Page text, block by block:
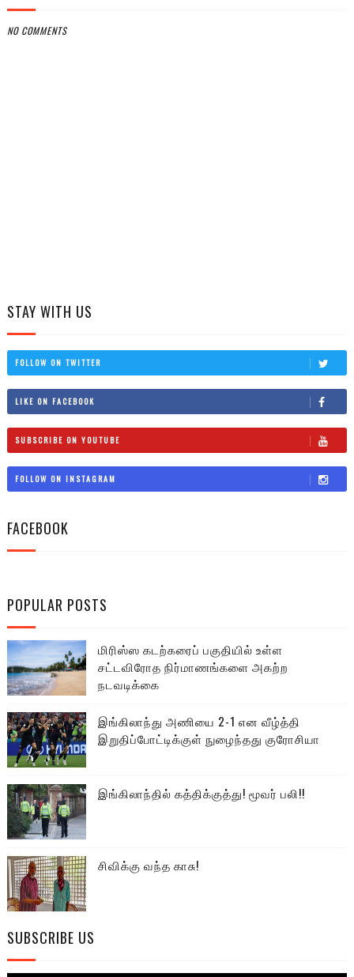
NO COMMENTS
STAY WITH US
FOLLOW ON TWITTER
LIKE ON FACEBOOK
SUBSCRIBE ON YOUTUBE
FOLLOW ON INSTAGRAM
FACEBOOK
POPULAR POSTS
மிரிஸ்ஸ கடற்கரைப் பகுதியில் உள்ள
சட்டவிரோத நிர்மாணங்களை அகற்ற
நடவடிக்கை
இங்கிலாந்து அணியை 2-1 என வீழ்த்தி
இறுதிப்போட்டிக்குள் நுழைந்தது குரோசியா
இங்கிலாந்தில் கத்திக்குத்து! மூவர் பலி!!
சிவிக்கு வந்த காசு!
SUBSCRIBE US